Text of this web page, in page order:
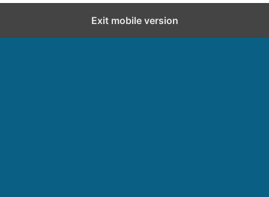
Exit mobile version